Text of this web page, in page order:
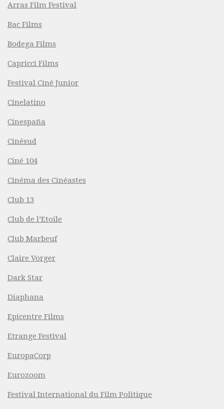
Arras Film Festival
Bac Films
Bodega Films
Capricci Films
Festival Ciné Junior
Cinelatino
Cinespaña
Cinésud
Ciné 104
Cinéma des Cinéastes
Club 13
Club de l’Etoile
Club Marbeuf
Claire Vorger
Dark Star
Diaphana
Epicentre Films
Etrange Festival
EuropaCorp
Eurozoom
Festival International du Film Politique